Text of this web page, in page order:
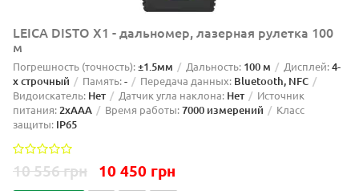
LEICA DISTO X1 - дальномер, лазерная рулетка 100
м
Погрешность (точность):±1.5мм Дальность: 100 м Дисплей:4-
х строчный
Память:- Передача данных: Bluetooth, NFC
Видоискатель: Нет Датчик угла наклона: Нет
Источник
питания:2xAAA Время работы:7000 измерений
Класс
защиты: IP65
10 556 грн 10 450 грн